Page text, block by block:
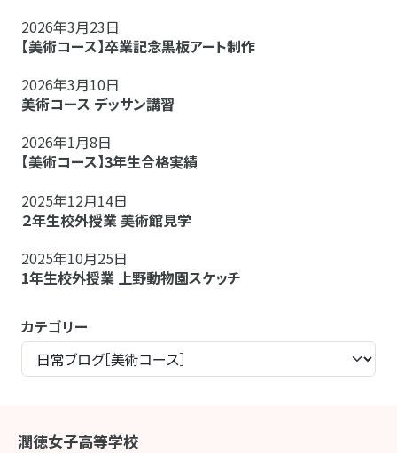
2026年3月23日
【美術コース】卒業記念黒板アート制作
2026年3月10日
美術コース デッサン講習
2026年1月8日
【美術コース】3年生合格実績
2025年12月14日
２年生校外授業 美術館見学
2025年10月25日
1年生校外授業 上野動物園スケッチ
カテゴリー
潤徳女子高等学校